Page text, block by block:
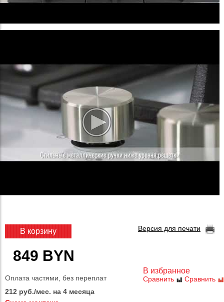
В избранное
Сравнить Сравнить
В корзину
849 BYN
Версия для печати
Оплата частями, без переплат
212 руб./мес. на 4 месяца